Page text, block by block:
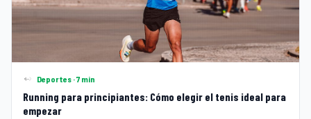
Deportes · 7 min
Running para principiantes: Cómo elegir el tenis ideal para
empezar